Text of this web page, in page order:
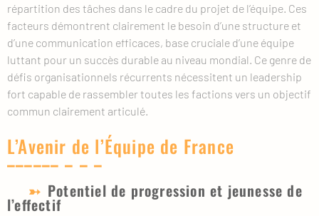
répartition des tâches dans le cadre du projet de l’équipe. Ces
facteurs démontrent clairement le besoin d’une structure et
d’une communication efficaces, base cruciale d’une équipe
luttant pour un succès durable au niveau mondial. Ce genre de
défis organisationnels récurrents nécessitent un leadership
fort capable de rassembler toutes les factions vers un objectif
commun clairement articulé.
L’Avenir de l’Équipe de France
Potentiel de progression et jeunesse de
l’effectif